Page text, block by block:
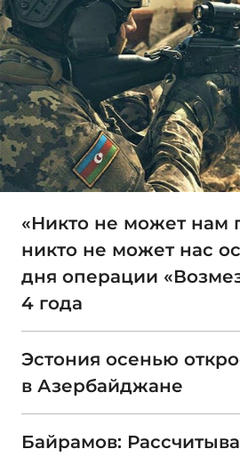
«Никто не может нам
никто не может нас
дня операции
4 года
Эстония осенью
в Азербайджане
Байрамов: